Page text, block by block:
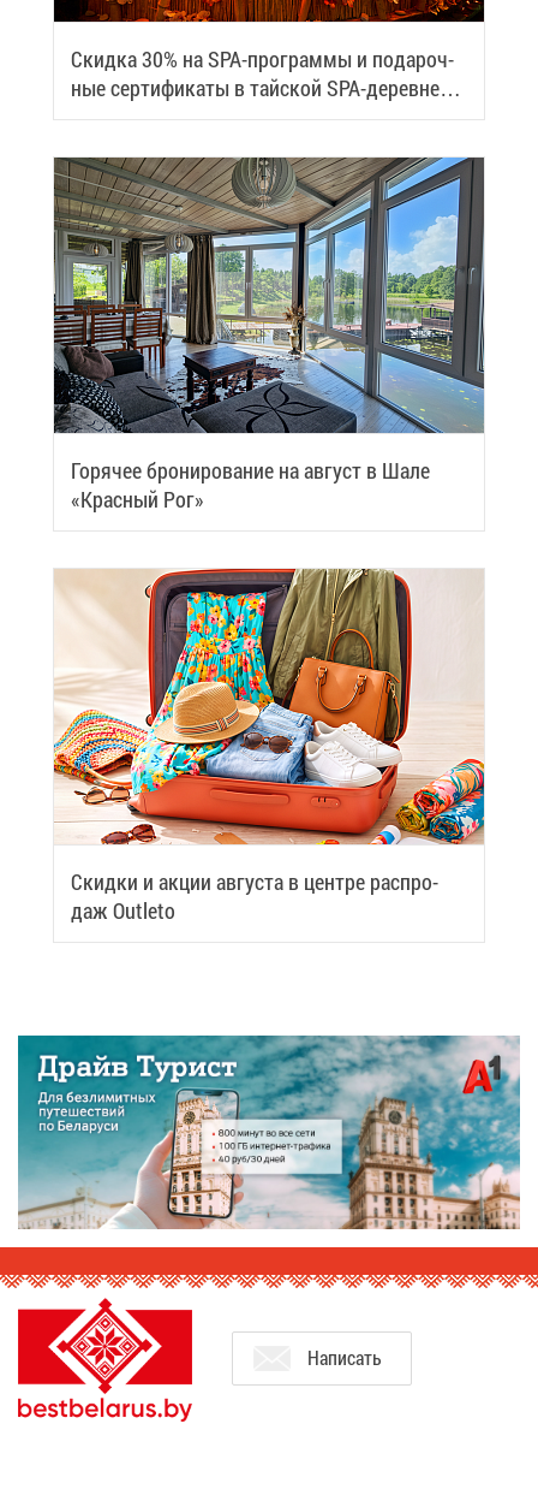
Скид­ка 30% на SPA-про­грам­мы и по­да­роч­
ные сер­ти­фи­ка­ты в тай­ской SPA-де­ревне
Samui
Го­ря­чее бро­ни­ро­ва­ние на ав­густ в Ша­ле
«Крас­ный Рог»
Скид­ки и ак­ции ав­гу­ста в цен­тре рас­про­
даж Outleto
На­пи­сать